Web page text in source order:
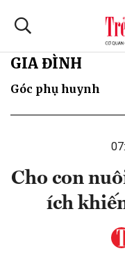
GIA ĐÌNH
Góc phụ huynh
Cho con
ích